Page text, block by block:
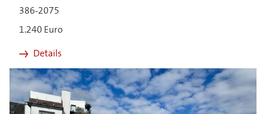
386-2075
1.240 Euro
Details